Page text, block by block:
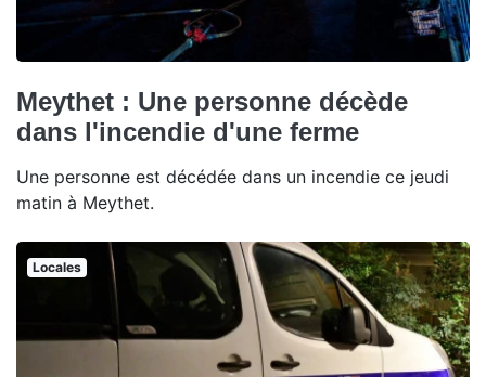
Meythet : Une personne décède
dans l'incendie d'une ferme
Une personne est décédée dans un incendie ce jeudi
matin à Meythet.
Locales